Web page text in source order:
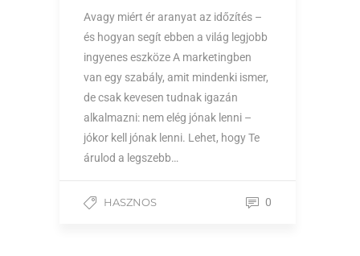
Avagy miért ér aranyat az időzítés –
és hogyan segít ebben a világ legjobb
ingyenes eszköze A marketingben
van egy szabály, amit mindenki ismer,
de csak kevesen tudnak igazán
alkalmazni: nem elég jónak lenni –
jókor kell jónak lenni. Lehet, hogy Te
árulod a legszebb…
HASZNOS 0